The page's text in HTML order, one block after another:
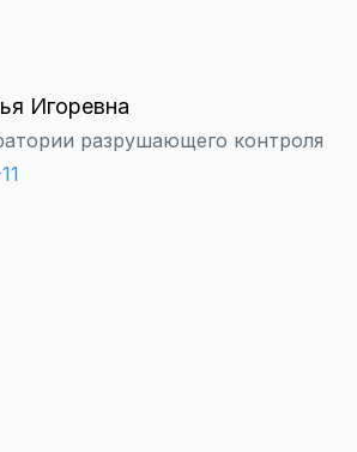
Игоревна
разрушающего контроля